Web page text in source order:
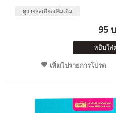
ดูรายละเอียดเพิ่มเติม
95
หยิบใส่
เพิ่มไปรายการโปรด